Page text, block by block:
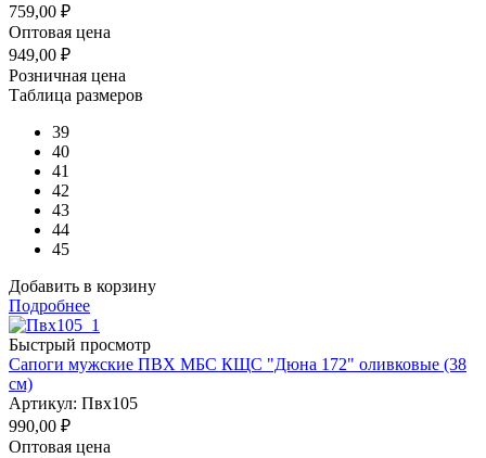
759,00 ₽
Оптовая цена
949,00 ₽
Розничная цена
Таблица размеров
39
40
41
42
43
44
45
Добавить в корзину
Подробнее
Быстрый просмотр
Сапоги мужские ПВХ МБС КЩС "Дюна 172" оливковые (38
см)
Артикул: Пвх105
990,00 ₽
Оптовая цена